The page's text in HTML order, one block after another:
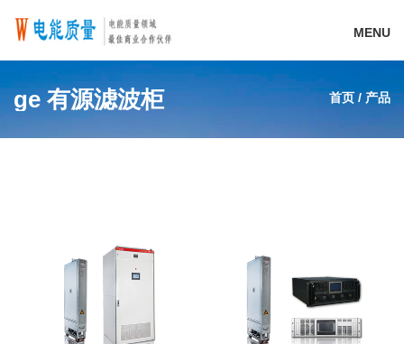
MENU
首页 / 产品
ge 有源滤波柜